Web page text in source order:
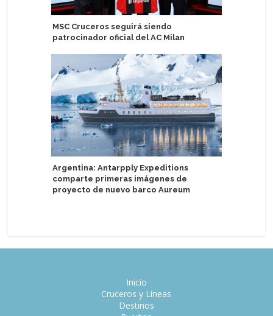
MSC Cruceros seguirá siendo
patrocinador oficial del AC Milan
Argentina: Antarpply Expeditions
comparte primeras imágenes de
proyecto de nuevo barco Aureum
Inicio
Cruceros y Líneas
Destinos